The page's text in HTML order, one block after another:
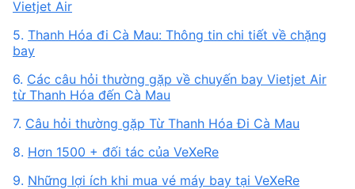
Vietjet Air
5. Thanh Hóa đi Cà Mau: Thông tin chi tiết về chặng
bay
6. Các câu hỏi thường gặp về chuyến bay Vietjet Air
từ Thanh Hóa đến Cà Mau
7. Câu hỏi thường gặp Từ Thanh Hóa Đi Cà Mau
8. Hơn 1500 + đối tác của VeXeRe
9. Những lợi ích khi mua vé máy bay tại VeXeRe